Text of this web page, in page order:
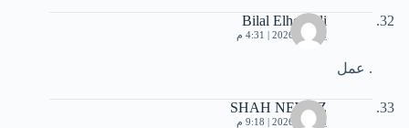
Bilal Elhouasli
يوليو 6, 2026 | 4:31 م
. عمل
SHAH NEWAZ
يوليو 6, 2026 | 9:18 م